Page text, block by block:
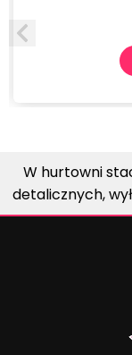
W hurtowni
detalicznych,